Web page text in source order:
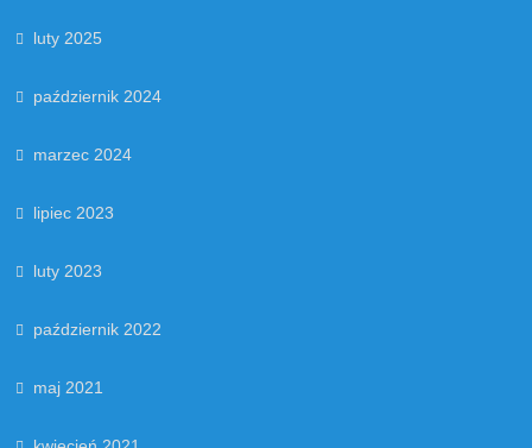
luty 2025
październik 2024
marzec 2024
lipiec 2023
luty 2023
październik 2022
maj 2021